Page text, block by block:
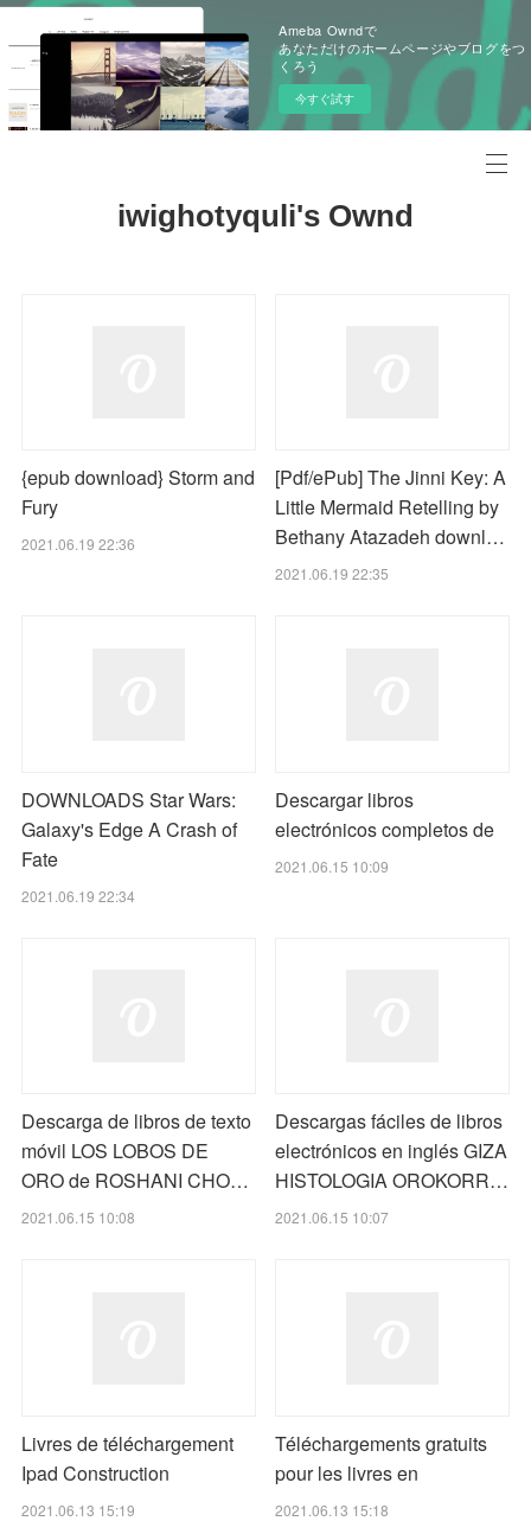
Ameba Owndで
あなただけのホームページやブログをつ
くろう
今すぐ試す
iwighotyquli's Ownd
{epub download} Storm and
Fury
2021.06.19 22:36
[Pdf/ePub] The Jinni Key: A
Little Mermaid Retelling by
Bethany Atazadeh downl…
2021.06.19 22:35
DOWNLOADS Star Wars:
Galaxy's Edge A Crash of
Fate
2021.06.19 22:34
Descargar libros
electrónicos completos de
2021.06.15 10:09
Descarga de libros de texto
móvil LOS LOBOS DE
ORO de ROSHANI CHO…
2021.06.15 10:08
Descargas fáciles de libros
electrónicos en inglés GIZA
HISTOLOGIA OROKORR…
2021.06.15 10:07
Livres de téléchargement
Ipad Construction
2021.06.13 15:19
Téléchargements gratuits
pour les livres en
2021.06.13 15:18